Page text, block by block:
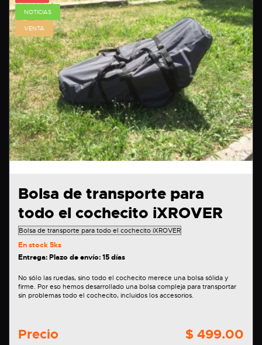
NOTICIAS
VENTA
Bolsa de transporte para
todo el cochecito iXROVER
En stock5ks
Entrega: Plazo de envío: 15 días
No sólo las ruedas, sino todo el cochecito merece una bolsa sólida y
firme. Por eso hemos desarrollado una bolsa compleja para transportar
sin problemas todo el cochecito, incluidos los accesorios.
Precio $ 499.00